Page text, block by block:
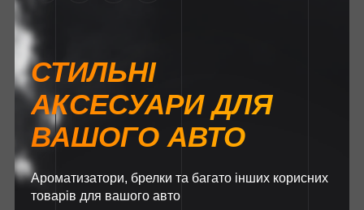
СТИЛЬНІ
АКСЕСУАРИ ДЛЯ
ВАШОГО АВТО
Ароматизатори, брелки та багато інших корисних
товарів для вашого авто